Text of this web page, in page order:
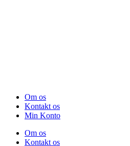
Om os
Kontakt os
Min Konto
Om os
Kontakt os